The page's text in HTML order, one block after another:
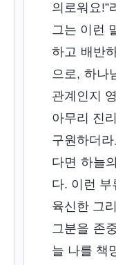
의로워요!”
그는 이런
하고 배반
으로, 하나
관계인지
아무리 진
구원하더
다면 하늘
다. 이런
육신한 그
그분을 존
늘 나를 책